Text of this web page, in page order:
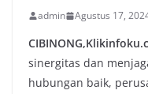
admin Agustus 17,
sinergitas dan
hubungan baik,